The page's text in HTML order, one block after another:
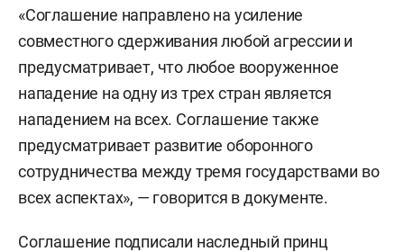
«Соглашение направлено на усиление
совместного сдерживания любой агрессии и
предусматривает, что любое вооруженное
нападение на одну из трех стран является
нападением на всех. Соглашение также
предусматривает развитие оборонного
сотрудничества между тремя государствами во
всех аспектах», — говорится в документе.
Соглашение подписали наследный принц